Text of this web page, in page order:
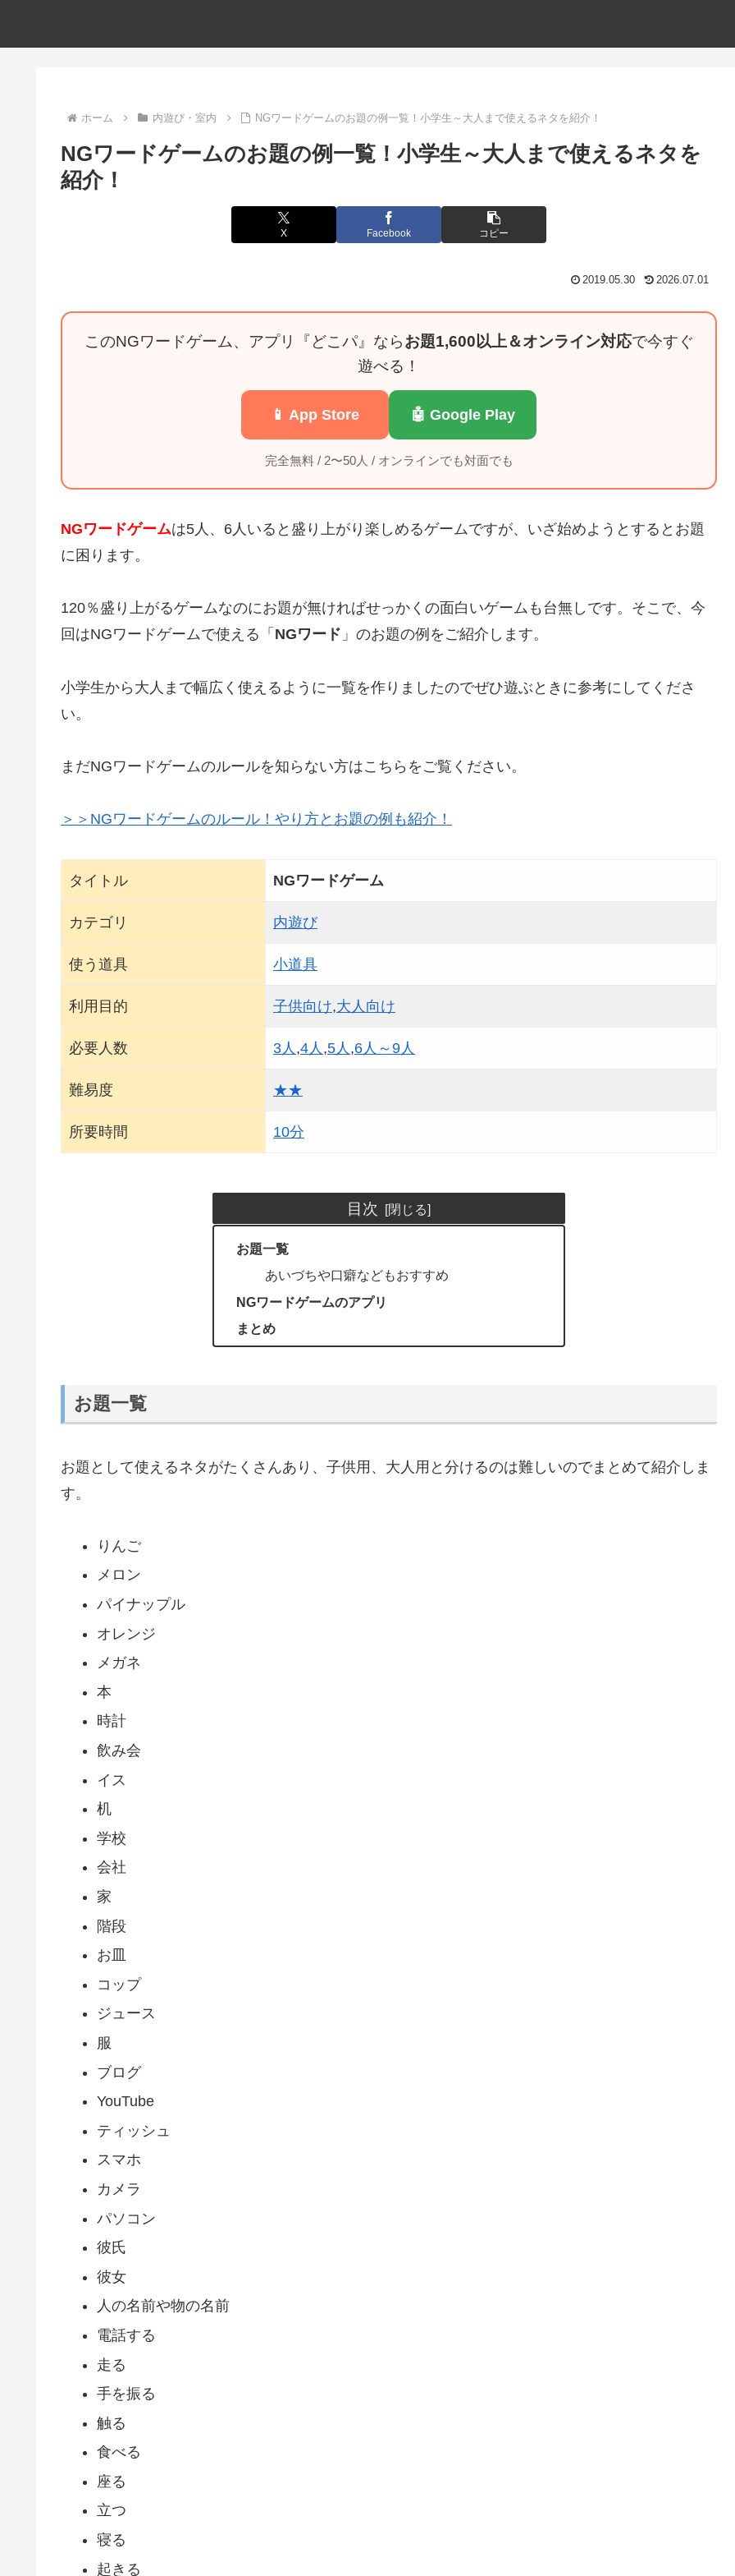
ホーム 内遊び・室内 NGワードゲームのお題の例一覧！小学生～大人まで使えるネタを紹介！
NGワードゲームのお題の例一覧！小学生～大人まで使えるネタを
紹介！
X Facebook コピー
2019.05.30 2026.07.01
このNGワードゲーム、アプリ『どこパ』ならお題1,600以上＆オンライン対応で今すぐ
遊べる！
📱 App Store 🤖 Google Play
完全無料 / 2〜50人 / オンラインでも対面でも
NGワードゲームは5人、6人いると盛り上がり楽しめるゲームですが、いざ始めようとするとお題
に困ります。
120％盛り上がるゲームなのにお題が無ければせっかくの面白いゲームも台無しです。そこで、今
回はNGワードゲームで使える「 NGワード 」のお題の例をご紹介します。
小学生から大人まで幅広く使えるように一覧を作りましたのでぜひ遊ぶときに参考にしてくださ
い。
まだNGワードゲームのルールを知らない方はこちらをご覧ください。
＞＞NGワードゲームのルール！やり方とお題の例も紹介！
タイトル NGワードゲーム
カテゴリ 内遊び
使う道具 小道具
利用目的 子供向け,大人向け
必要人数 3人 ,4人 ,5人 ,6人～9人
難易度 ★★
所要時間 10分
目次
お題一覧
あいづちや口癖などもおすすめ
NGワードゲームのアプリ
まとめ
お題一覧
お題として使えるネタがたくさんあり、子供用、大人用と分けるのは難しいのでまとめて紹介しま
す。
りんご
メロン
パイナップル
オレンジ
メガネ
本
時計
飲み会
イス
机
学校
会社
家
階段
お皿
コップ
ジュース
服
ブログ
YouTube
ティッシュ
スマホ
カメラ
パソコン
彼氏
彼女
人の名前や物の名前
電話する
走る
手を振る
触る
食べる
座る
立つ
寝る
起きる